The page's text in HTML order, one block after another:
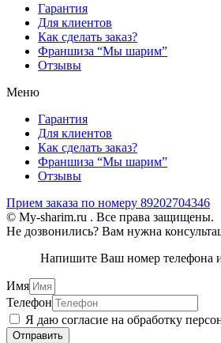
Гарантия
Для клиентов
Как сделать заказ?
Франшиза “Мы шарим”
Отзывы
Меню
Гарантия
Для клиентов
Как сделать заказ?
Франшиза “Мы шарим”
Отзывы
Прием заказа по номеру 89202704346
© My-sharim.ru . Все права защищены.
Не дозвонились? Вам нужна
Напишите Ваш номер телефона
Имя
Телефон
Я даю согласие на обработку
Отправить